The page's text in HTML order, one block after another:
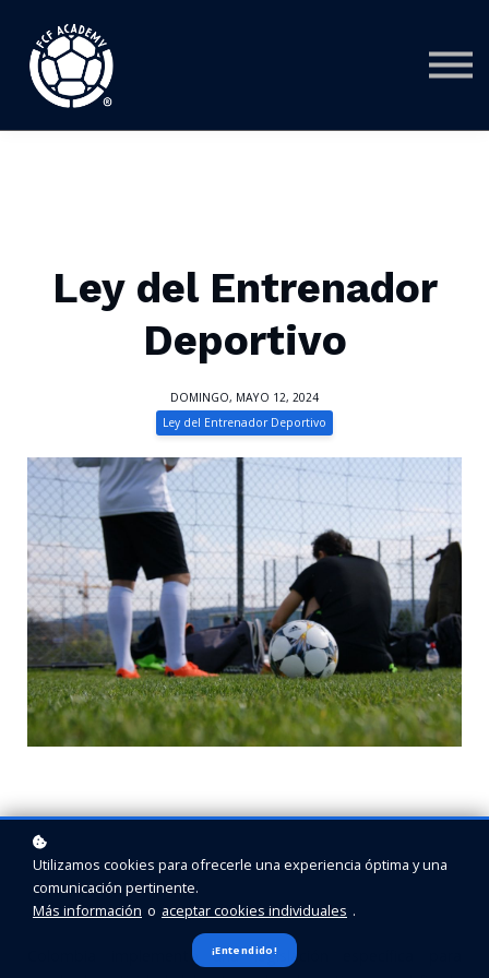
INICIAR SESIÓN
Ley del Entrenador
Deportivo
DOMINGO, MAYO 12, 2024
Ley del Entrenador Deportivo
Colombia implementó una legislación específica para
Utilizamos cookies para ofrecerle una experiencia óptima y una
comunicación pertinente.
Más información o aceptar cookies individuales .
¡Entendido!